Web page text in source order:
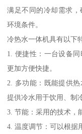
满足不同的冷却需求
环境条件。
冷热水一体机具有以下
1. 便捷性：一台设备
更加方便快捷。
2. 多功能：既能提供
提供冷水用于饮用、制
3. 节能：采用的技术，
4. 温度调节：可以根据